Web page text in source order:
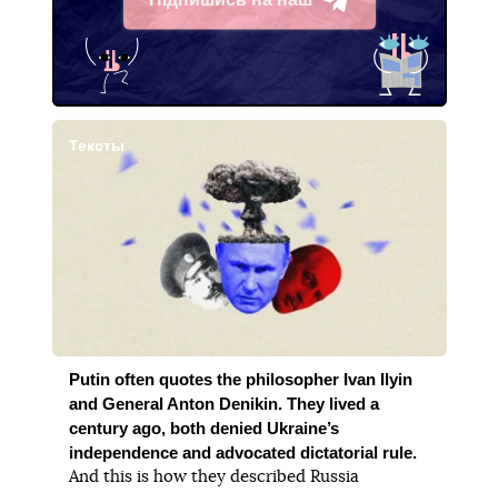
Telegram
Тексты
Putin often quotes the philosopher Ivan Ilyin
and General Anton Denikin. They lived a
century ago, both denied Ukraine’s
independence and advocated dictatorial rule.
And this is how they described Russia